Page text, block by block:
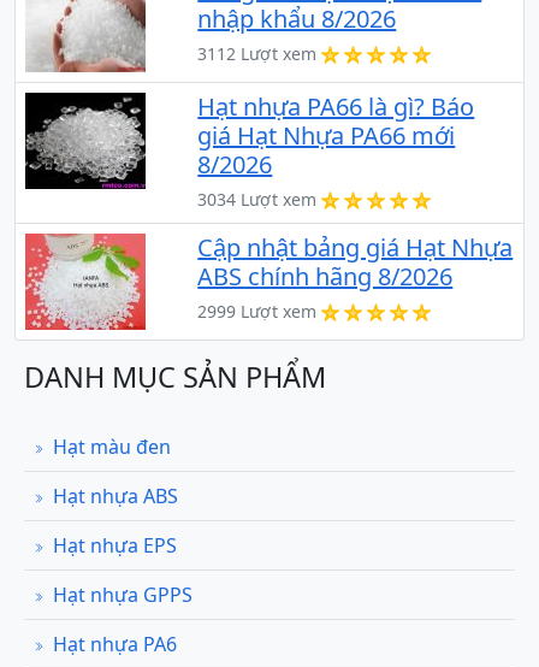
nhập khẩu 8/2026
3112 Lượt xem
Hạt nhựa PA66 là gì? Báo
giá Hạt Nhựa PA66 mới
8/2026
3034 Lượt xem
Cập nhật bảng giá Hạt Nhựa
ABS chính hãng 8/2026
2999 Lượt xem
DANH MỤC SẢN PHẨM
Hạt màu đen
Hạt nhựa ABS
Hạt nhựa EPS
Hạt nhựa GPPS
Hạt nhựa PA6